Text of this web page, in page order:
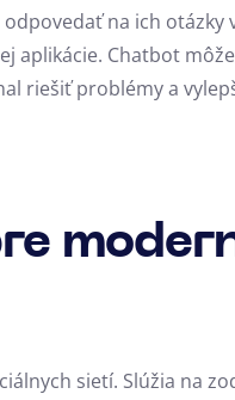
na ich
Chatbot
riešiť problémy a
sietí. Slúžia na